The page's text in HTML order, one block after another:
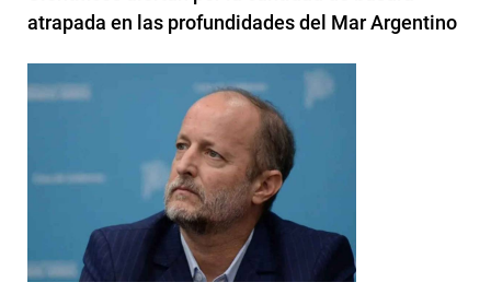
atrapada en las profundidades del Mar Argentino